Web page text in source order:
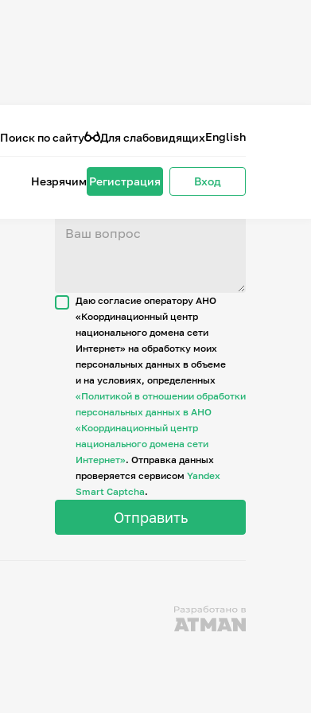
Поиск по сайту Для слабовидящихEnglish
Незрячим Регистрация Вход
о проекте
Даю согласие оператору АНО
«Координационный центр
национального домена сети
Интернет» на обработку моих
персональных данных в объеме
и на условиях, определенных
«Политикой в отношении обработки
персональных данных в АНО
«Координационный центр
национального домена сети
Интернет». Отправка данных
проверяется сервисом Yandex
Smart Captcha.